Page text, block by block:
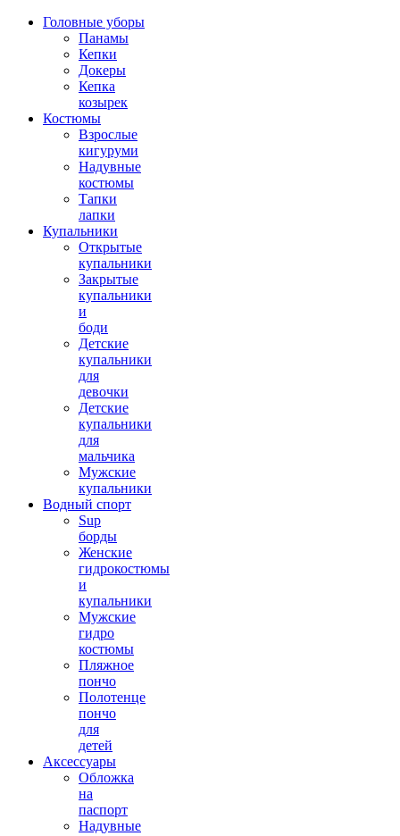
Головные уборы
Панамы
Кепки
Докеры
Кепка
козырек
Костюмы
Взрослые
кигуруми
Надувные
костюмы
Тапки
лапки
Купальники
Открытые
купальники
Закрытые
купальники
и
боди
Детские
купальники
для
девочки
Детские
купальники
для
мальчика
Мужские
купальники
Водный спорт
Sup
борды
Женские
гидрокостюмы
и
купальники
Мужские
гидро
костюмы
Пляжное
пончо
Полотенце
пончо
для
детей
Аксессуары
Обложка
на
паспорт
Надувные